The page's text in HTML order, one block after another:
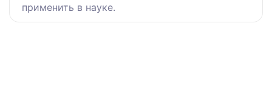
применить в науке.